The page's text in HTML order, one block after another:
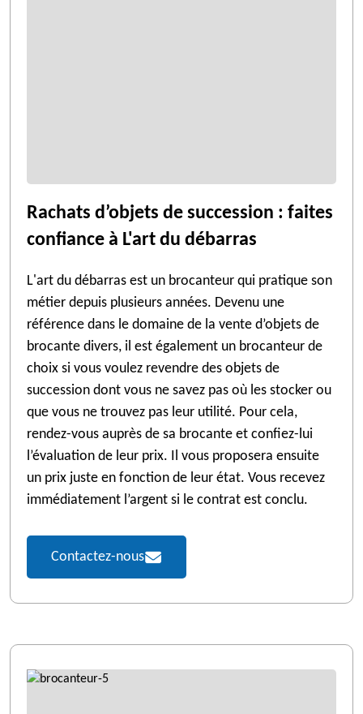
Rachats d’objets de succession : faites
confiance à L'art du débarras
L'art du débarras est un brocanteur qui pratique son
métier depuis plusieurs années. Devenu une
référence dans le domaine de la vente d’objets de
brocante divers, il est également un brocanteur de
choix si vous voulez revendre des objets de
succession dont vous ne savez pas où les stocker ou
que vous ne trouvez pas leur utilité. Pour cela,
rendez-vous auprès de sa brocante et confiez-lui
l’évaluation de leur prix. Il vous proposera ensuite
un prix juste en fonction de leur état. Vous recevez
immédiatement l’argent si le contrat est conclu.
Contactez-nous